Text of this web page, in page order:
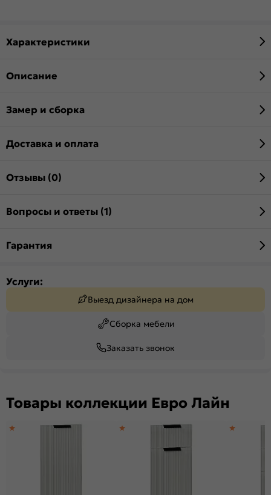
Характеристики
Описание
Замер и сборка
Доставка и оплата
Отзывы (0)
Вопросы и ответы (1)
Гарантия
Услуги:
Выезд дизайнера на дом
Сборка мебели
Заказать звонок
Товары коллекции Евро Лайн